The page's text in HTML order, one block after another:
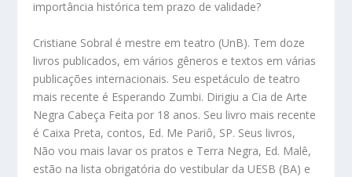
importância histórica tem prazo de validade?
Cristiane Sobral é mestre em teatro (UnB). Tem doze
livros publicados, em vários gêneros e textos em várias
publicações internacionais. Seu espetáculo de teatro
mais recente é Esperando Zumbi. Dirigiu a Cia de Arte
Negra Cabeça Feita por 18 anos. Seu livro mais recente
é Caixa Preta, contos, Ed. Me Pariô, SP. Seus livros,
Não vou mais lavar os pratos e Terra Negra, Ed. Malê,
estão na lista obrigatória do vestibular da UESB (BA) e